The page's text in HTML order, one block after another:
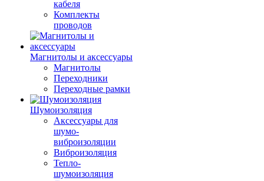
кабеля
Комплекты
проводов
Магнитолы и аксессуары
Магнитолы
Переходники
Переходные рамки
Шумоизоляция
Аксессуары для
шумо-
виброизоляции
Виброизоляция
Тепло-
шумоизоляция